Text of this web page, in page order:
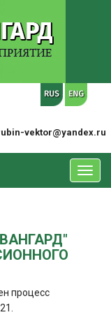
vektor@yandex.ru
процесс